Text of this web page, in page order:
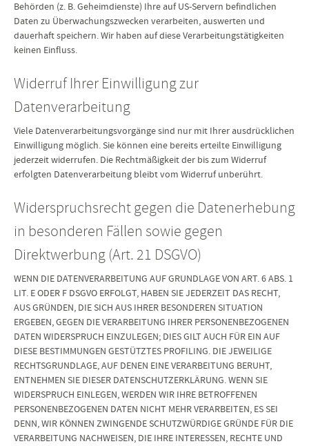
Behörden (z. B. Geheimdienste) Ihre auf US-Servern befindlichen
Daten zu Überwachungszwecken verarbeiten, auswerten und
dauerhaft speichern. Wir haben auf diese Verarbeitungstätigkeiten
keinen Einfluss.
Widerruf Ihrer Einwilligung zur
Datenverarbeitung
Viele Datenverarbeitungsvorgänge sind nur mit Ihrer ausdrücklichen
Einwilligung möglich. Sie können eine bereits erteilte Einwilligung
jederzeit widerrufen. Die Rechtmäßigkeit der bis zum Widerruf
erfolgten Datenverarbeitung bleibt vom Widerruf unberührt.
Widerspruchsrecht gegen die Datenerhebung
in besonderen Fällen sowie gegen
Direktwerbung (Art. 21 DSGVO)
WENN DIE DATENVERARBEITUNG AUF GRUNDLAGE VON ART. 6 ABS. 1
LIT. E ODER F DSGVO ERFOLGT, HABEN SIE JEDERZEIT DAS RECHT,
AUS GRÜNDEN, DIE SICH AUS IHRER BESONDEREN SITUATION
ERGEBEN, GEGEN DIE VERARBEITUNG IHRER PERSONENBEZOGENEN
DATEN WIDERSPRUCH EINZULEGEN; DIES GILT AUCH FÜR EIN AUF
DIESE BESTIMMUNGEN GESTÜTZTES PROFILING. DIE JEWEILIGE
RECHTSGRUNDLAGE, AUF DENEN EINE VERARBEITUNG BERUHT,
ENTNEHMEN SIE DIESER DATENSCHUTZERKLÄRUNG. WENN SIE
WIDERSPRUCH EINLEGEN, WERDEN WIR IHRE BETROFFENEN
PERSONENBEZOGENEN DATEN NICHT MEHR VERARBEITEN, ES SEI
DENN, WIR KÖNNEN ZWINGENDE SCHUTZWÜRDIGE GRÜNDE FÜR DIE
VERARBEITUNG NACHWEISEN, DIE IHRE INTERESSEN, RECHTE UND